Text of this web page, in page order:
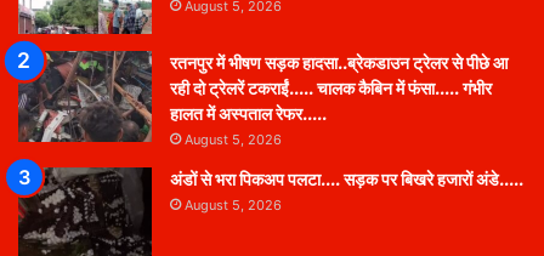
August 5, 2026
रतनपुर में भीषण सड़क हादसा..ब्रेकडाउन ट्रेलर से पीछे आ
रही दो ट्रेलरें टकराईं….. चालक कैबिन में फंसा….. गंभीर
हालत में अस्पताल रेफर…..
August 5, 2026
अंडों से भरा पिकअप पलटा…. सड़क पर बिखरे हजारों अंडे…..
August 5, 2026